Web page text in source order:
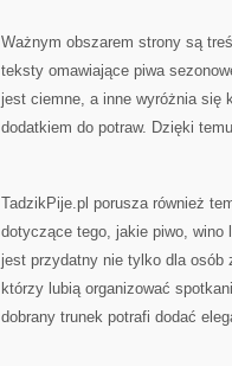
Ważnym obszarem strony są
teksty omawiające piwa
jest ciemne, a inne wyróżnia się
dodatkiem do potraw. Dzięki
TadzikPije.pl porusza również
dotyczące tego, jakie piwo, wino
jest przydatny nie tylko dla osób
którzy lubią organizować
dobrany trunek potrafi dodać